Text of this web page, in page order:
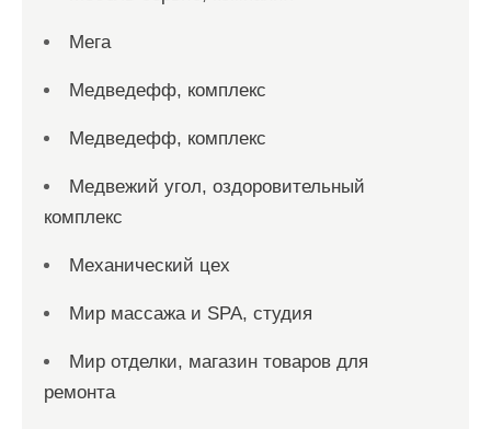
Мега
Медведефф, комплекс
Медведефф, комплекс
Медвежий угол, оздоровительный
комплекс
Механический цех
Мир массажа и SPA, студия
Мир отделки, магазин товаров для
ремонта